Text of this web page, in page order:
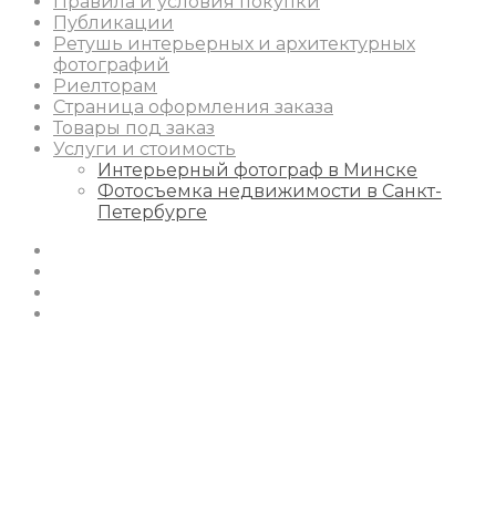
Публикации
Ретушь интерьерных и архитектурных
фотографий
Риелторам
Страница оформления заказа
Товары под заказ
Услуги и стоимость
Интерьерный фотограф в Минске
Фотосъемка недвижимости в Санкт-
Петербурге